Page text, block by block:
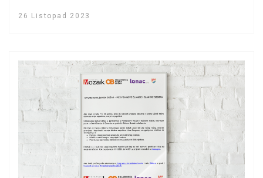
26 Listopad 2023